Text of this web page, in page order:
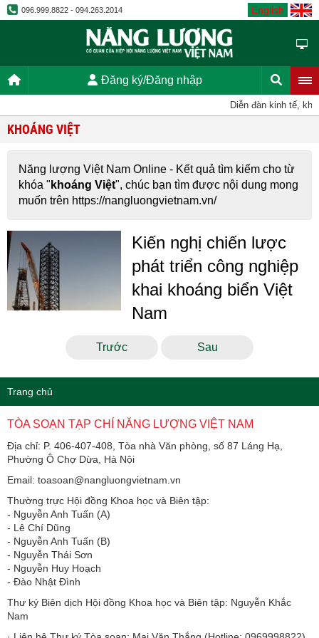
096.999.8822 - 094.263.2014 English
Đăng ký/Đăng nhập
Diễn đàn kinh tế,
KHOÁNG VIỆT
Năng lượng Việt Nam Online - Kết quả tìm kiếm cho từ
khóa " khoáng Việt", chúc bạn tìm được nội dung mong
muốn trên https://nangluongvietnam.vn/
Kiến nghị chiến lược
phát triển công nghiệp
khai khoáng biển Việt
Nam
Trước Sau
Trang chủ
TÒA SOẠN TẠP CHÍ NĂNG LƯỢNG VIỆT NAM
Địa chỉ: P. 406-407-408, Tòa nhà Văn phòng, số 87 Láng Hạ,
Phường Ô Chợ Dừa, Hà Nội
Email: toasoan@nangluongvietnam.vn
Thường trực Hội đồng Khoa học và Biên tập:
​​​​​​- Nguyễn Anh Tuấn (A)
- Lê Chí Dũng
- Nguyễn Anh Tuấn (B)
- Nguyễn Thái Sơn
- Nguyễn Huy Hoạch
- Đào Nhật Đình
Thư ký Biên dịch Hội đồng Khoa học và Biên tập: Nguyễn Khắc
Nam